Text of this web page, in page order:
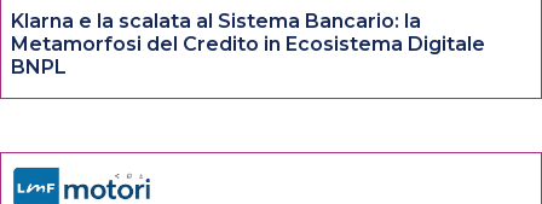
Klarna e la scalata al Sistema Bancario: la
Metamorfosi del Credito in Ecosistema Digitale
BNPL